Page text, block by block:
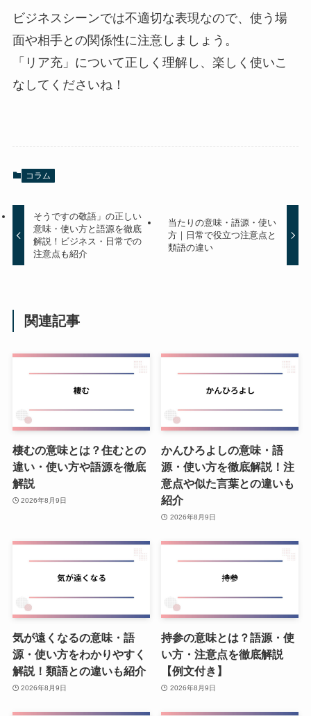
ビジネスシーンでは不適切な表現なので、使う場
面や相手との関係性に注意しましょう。
「リア充」について正しく理解し、楽しく使いこ
なしてくださいね！
コラム
そうですの敬語」の正しい
意味・使い方と語源を徹底
解説！ビジネス・日常での
注意点も紹介
当たりの意味・語源・使い
方｜日常で役立つ注意点と
類語の違い
関連記事
棲むの意味とは？住むとの
違い・使い方や語源を徹底
解説
2026年8月9日
かんひろよしの意味・語
源・使い方を徹底解説！注
意点や似た言葉との違いも
紹介
2026年8月9日
気が遠くなるの意味・語
源・使い方をわかりやすく
解説！類語との違いも紹介
2026年8月9日
持参の意味とは？語源・使
い方・注意点を徹底解説
【例文付き】
2026年8月9日